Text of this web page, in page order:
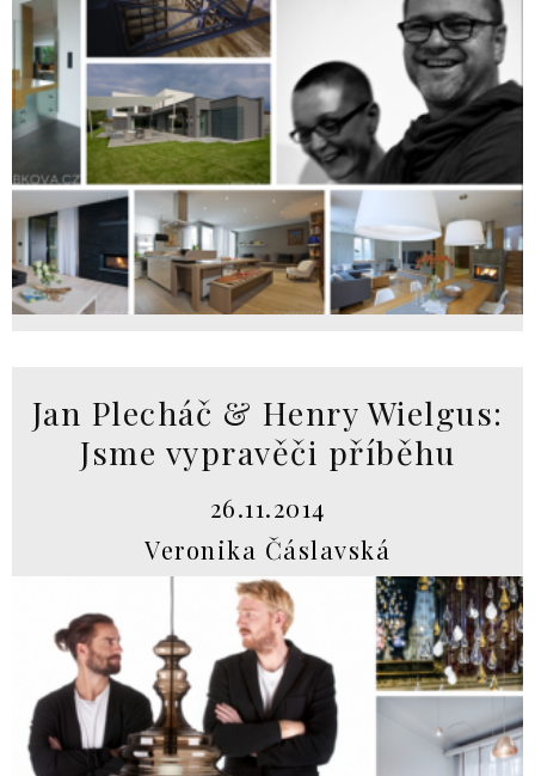
Jan Plecháč & Henry Wielgus:
Jsme vypravěči příběhu
26.11.2014
Veronika Čáslavská